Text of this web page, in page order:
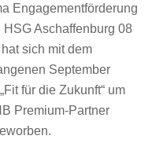
Engagementförderung
Aschaffenburg 08
sich mit dem
September
für die Zukunft“ um
Premium-Partner